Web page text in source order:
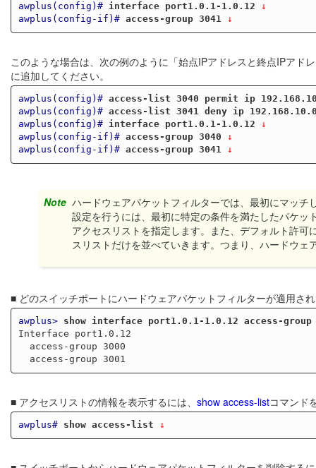
awplus(config)#
interface port1.0.1-1.0.12 ↓
awplus(config-if)# access-group 3041 ↓
このような場合は、次の例のように「始点IPアドレスと終点IPアド
に追加してください。
awplus(config)# access-list 3040 permit ip
awplus(config)# access-list 3041 deny ip
awplus(config)#
interface port1.0.1-1.0.12 ↓
awplus(config-if)# access-group 3040 ↓
awplus(config-if)# access-group 3041 ↓
Note ハードウェアパケットフィルターでは、最初にマッ
設定を行うには、最初に特定の条件を満たしたパケ
アクセスリストを指定します。また、デフォルト許
スリストだけを並べていきます。つまり、ハードウ
■ どのスイッチポートにハードウェアパケットフィルターが適用さ
awplus> show interface port1.0.1-1.0.12 access-group
Interface port1.0.12
■ アクセスリストの情報を表示するには、 show access-listコマンド
awplus# show access-list ↓